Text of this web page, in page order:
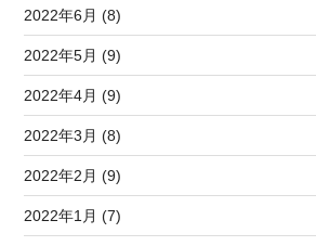
2022年6月 (8)
2022年5月 (9)
2022年4月 (9)
2022年3月 (8)
2022年2月 (9)
2022年1月 (7)